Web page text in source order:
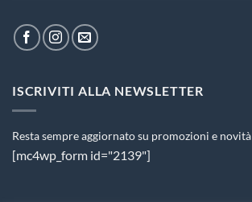
ISCRIVITI ALLA NEWSLETTER
Resta sempre aggiornato su promozioni e novità
[mc4wp_form id="2139"]